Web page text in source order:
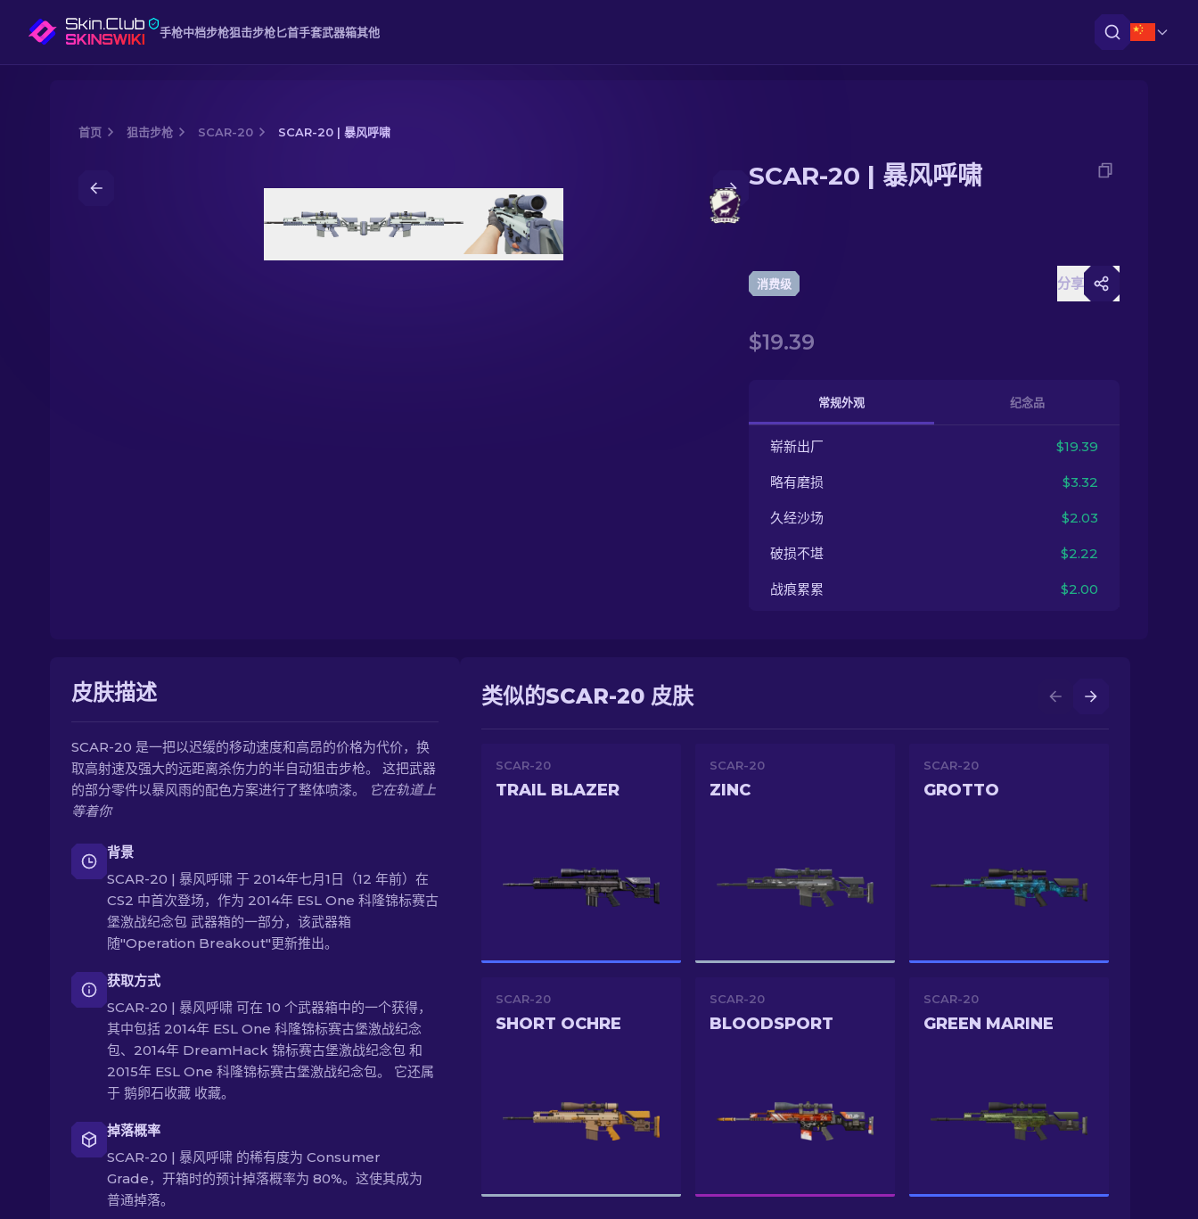
手枪中档步枪狙击步枪 匕首手套武器箱其他
首页 狙击步枪 SCAR-20 SCAR-20 | 暴风呼啸
SCAR-20 | 暴风呼啸
消费级 分享
$19.39
常规外观 纪念品
崭新出厂 $19.39
略有磨损 $3.32
久经沙场 $2.03
破损不堪 $2.22
战痕累累 $2.00
皮肤描述
SCAR-20 是一把以迟缓的移动速度和高昂的价格为代价，换
取高射速及强大的远距离杀伤力的半自动狙击步枪。 这把武器
的部分零件以暴风雨的配色方案进行了整体喷漆。
它在轨道上
等着你
背景
SCAR-20 | 暴风呼啸 于 2014年七月1日（12 年前）在
CS2 中首次登场，作为 2014年 ESL One 科隆锦标赛古
堡激战纪念包 武器箱的一部分，该武器箱
随"Operation Breakout"更新推出。
获取方式
SCAR-20 | 暴风呼啸 可在 10 个武器箱中的一个获得，
其中包括 2014年 ESL One 科隆锦标赛古堡激战纪念
包、2014年 DreamHack 锦标赛古堡激战纪念包 和
2015年 ESL One 科隆锦标赛古堡激战纪念包。 它还属
于 鹅卵石收藏 收藏。
掉落概率
SCAR-20 | 暴风呼啸 的稀有度为 Consumer
Grade，开箱时的预计掉落概率为 80%。这使其成为
普通掉落。
类似的SCAR-20 皮肤
SCAR-20
TRAIL BLAZER
SCAR-20
ZINC
SCAR-20
GROTTO
SCAR-20
SHORT OCHRE
SCAR-20
BLOODSPORT
SCAR-20
GREEN MARINE